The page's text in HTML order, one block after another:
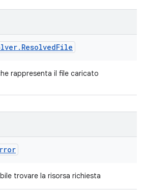
. ResolvedFile
rappresenta il file caricato
trovare la risorsa richiesta